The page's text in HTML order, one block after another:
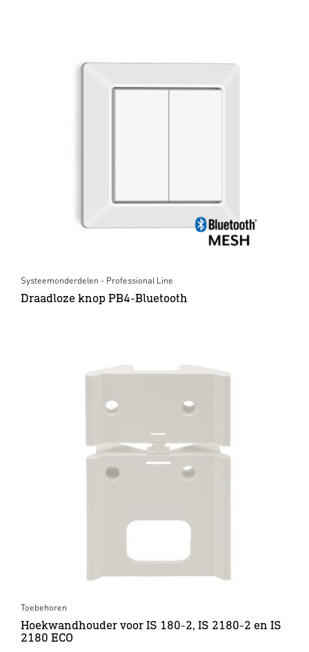
Systeemonderdelen - Professional Line
Draadloze knop PB4-Bluetooth
Toebehoren
Hoekwandhouder voor IS 180-2, IS 2180-2 en IS
2180 ECO